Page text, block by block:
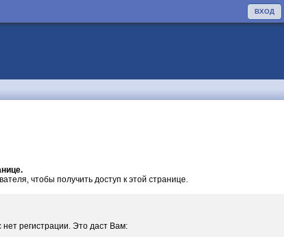
ВХОД
чтобы получить доступ к этой странице.
нет регистрации. Это даст Вам: